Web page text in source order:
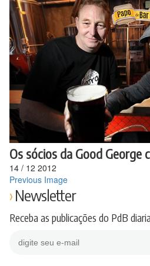
para
conteúdo
Os sócios da Good George
14 / 12 2012
Previous Image
Newsletter
Receba as publicações do PdB